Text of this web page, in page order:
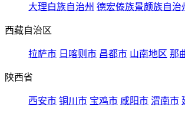
大理白族自治州 德宏傣族景颇族自治
西藏自治区
拉萨市 日喀则市 昌都市 山南地区 那
陕西省
西安市 铜川市 宝鸡市 咸阳市 渭南市